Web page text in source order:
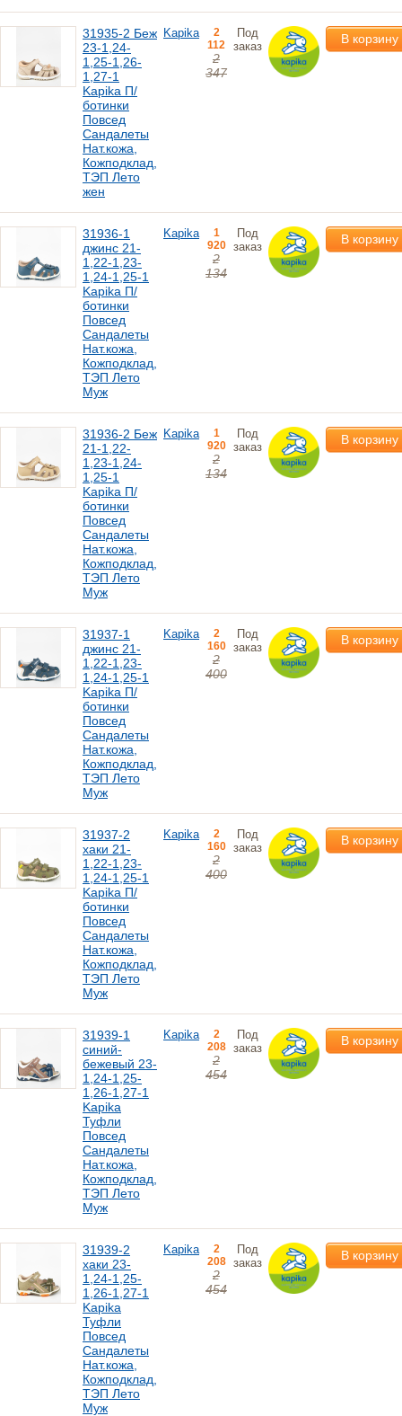
31935-2 Беж
23-1,24-
1,25-1,26-
1,27-1
Kapika П/
ботинки
Повсед
Сандалеты
Нат.кожа,
Кожподклад,
ТЭП Лето
жен
Kapika
2
112
2
347
Под
заказ
В корзину
31936-1
джинс 21-
1,22-1,23-
1,24-1,25-1
Kapika П/
ботинки
Повсед
Сандалеты
Нат.кожа,
Кожподклад,
ТЭП Лето
Муж
Kapika
1
920
2
134
Под
заказ
В корзину
31936-2 Беж
21-1,22-
1,23-1,24-
1,25-1
Kapika П/
ботинки
Повсед
Сандалеты
Нат.кожа,
Кожподклад,
ТЭП Лето
Муж
Kapika
1
920
2
134
Под
заказ
В корзину
31937-1
джинс 21-
1,22-1,23-
1,24-1,25-1
Kapika П/
ботинки
Повсед
Сандалеты
Нат.кожа,
Кожподклад,
ТЭП Лето
Муж
Kapika
2
160
2
400
Под
заказ
В корзину
31937-2
хаки 21-
1,22-1,23-
1,24-1,25-1
Kapika П/
ботинки
Повсед
Сандалеты
Нат.кожа,
Кожподклад,
ТЭП Лето
Муж
Kapika
2
160
2
400
Под
заказ
В корзину
31939-1
синий-
бежевый 23-
1,24-1,25-
1,26-1,27-1
Kapika
Туфли
Повсед
Сандалеты
Нат.кожа,
Кожподклад,
ТЭП Лето
Муж
Kapika
2
208
2
454
Под
заказ
В корзину
31939-2
хаки 23-
1,24-1,25-
1,26-1,27-1
Kapika
Туфли
Повсед
Сандалеты
Нат.кожа,
Кожподклад,
ТЭП Лето
Муж
Kapika
2
208
2
454
Под
заказ
В корзину